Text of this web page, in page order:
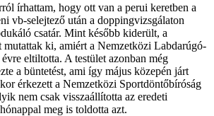
írhattam, hogy ott van a perui keretben a
vb-selejtező után a doppingvizsgálaton
csatár. Mint később kiderült, a
mutattak ki, amiért a Nemzetközi Labdarúgó-
eltiltotta. A testület azonban még
a büntetést, ami így május közepén járt
érkezett a Nemzetközi Sportdöntőbíróság
nem csak visszaállította az eredeti
meg is toldotta azt.